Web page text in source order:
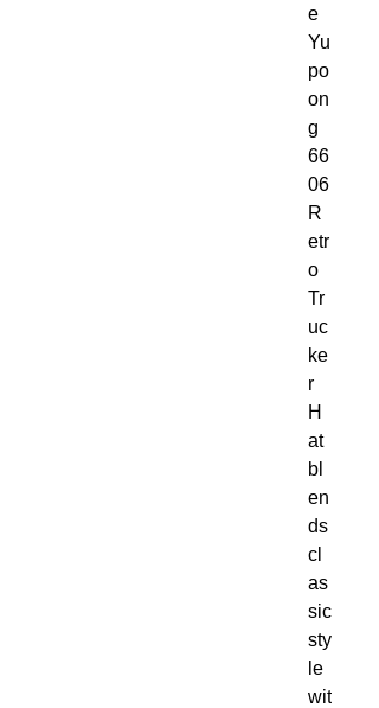
e
Yu
po
on
g
66
06
R
etr
o
Tr
uc
ke
r
H
at
bl
en
ds
cl
as
sic
sty
le
wit